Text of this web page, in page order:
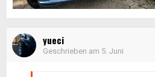
yueci
Geschrieben am 5. Juni